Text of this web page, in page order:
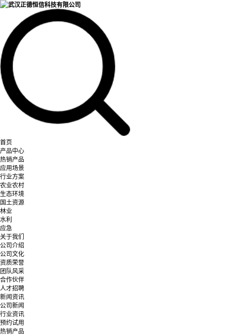
首页
产品中心
热销产品
应用场景
行业方案
农业农村
生态环境
国土资源
林业
水利
应急
关于我们
公司介绍
公司文化
资质荣誉
团队风采
合作伙伴
人才招聘
新闻资讯
公司新闻
行业资讯
预约试用
热销产品